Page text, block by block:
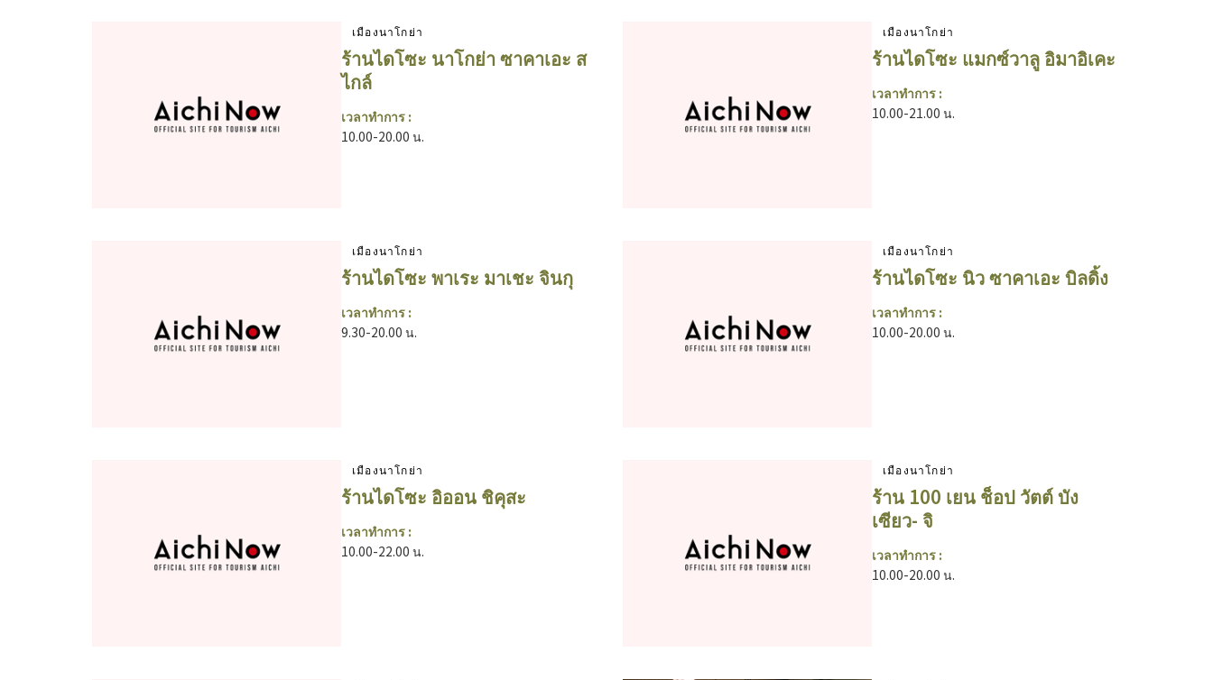
เมืองนาโกย่า
ร้านไดโซะ นาโกย่า ซาคาเอะ ส
ไกล์
เวลาทำการ :
10.00-20.00 น.
เมืองนาโกย่า
ร้านไดโซะ แมกซ์วาลู อิมาอิเคะ
เวลาทำการ :
10.00-21.00 น.
เมืองนาโกย่า
ร้านไดโซะ พาเระ มาเชะ จินกุ
เวลาทำการ :
9.30-20.00 น.
เมืองนาโกย่า
ร้านไดโซะ นิว ซาคาเอะ บิลดิ้ง
เวลาทำการ :
10.00-20.00 น.
เมืองนาโกย่า
ร้านไดโซะ อิออน ชิคุสะ
เวลาทำการ :
10.00-22.00 น.
เมืองนาโกย่า
ร้าน 100 เยน ช็อป วัตต์ บัง
เซียว- จิ
เวลาทำการ :
10.00-20.00 น.